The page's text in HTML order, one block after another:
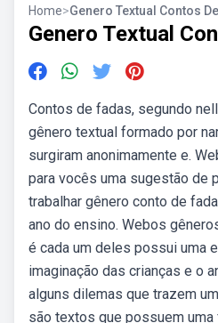
Home>Genero Textual Contos
Genero Textual
Contos de fadas, segundo
gênero textual formado por
surgiram anonimamente e.
para vocês uma sugestão de
trabalhar gênero conto de
ano do ensino. Webos
é cada um deles possui uma
imaginação das crianças e o
alguns dilemas que trazem
são textos que possuem